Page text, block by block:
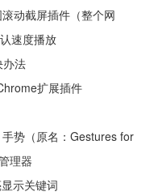
动截屏插件（整个网
速度播放
办法
扩展插件
势（原名：Gestures for
理器
示关键词